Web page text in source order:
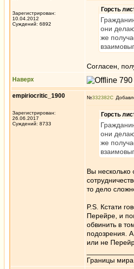
Зарегистрирован:
10.04.2012
Суждений: 6892
Горсть
они
же
Согласен,
Наверх
empiriocritic_1900
Зарегистрирован:
26.06.2017
Суждений: 8733
№332382
Горсть
они
же
Вы несколько
то дело
P.S. Кстати
Перейре, и
обвинить в
подозрения.
или не
Границы мира